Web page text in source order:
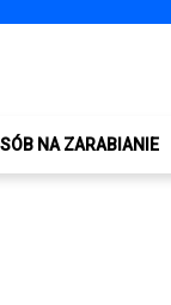
NA ZARABIANIE